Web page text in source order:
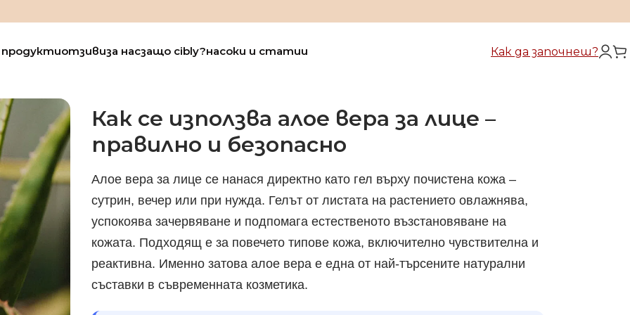
продуктиотзивиза насзащо cibly?насоки и статии Как да започнеш?
Как се използва алое вера за лице –
правилно и безопасно
Алое вера за лице се нанася директно като гел върху почистена кожа –
сутрин, вечер или при нужда. Гелът от листата на растението овлажнява,
успокоява зачервяване и подпомага естественото възстановяване на
кожата. Подходящ е за повечето типове кожа, включително чувствителна и
реактивна. Именно затова алое вера е една от най-търсените натурални
съставки в съвременната козметика.